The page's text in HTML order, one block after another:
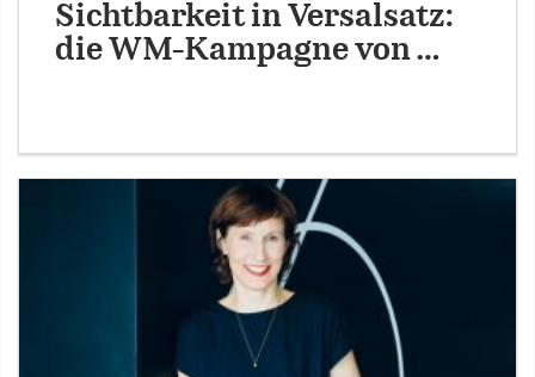
Sichtbarkeit in Versalsatz:
die WM-Kampagne von …